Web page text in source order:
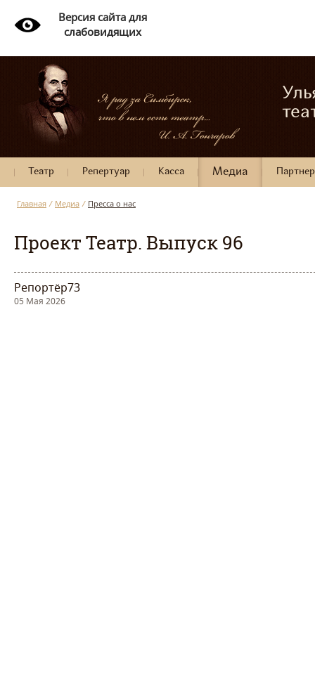
Версия сайта для
слабовидящих
Театр Репертуар Касса Медиа
Главная / Медиа / Пресса о нас
Проект Театр. Выпуск 96
Репортёр73
05 Мая 2026